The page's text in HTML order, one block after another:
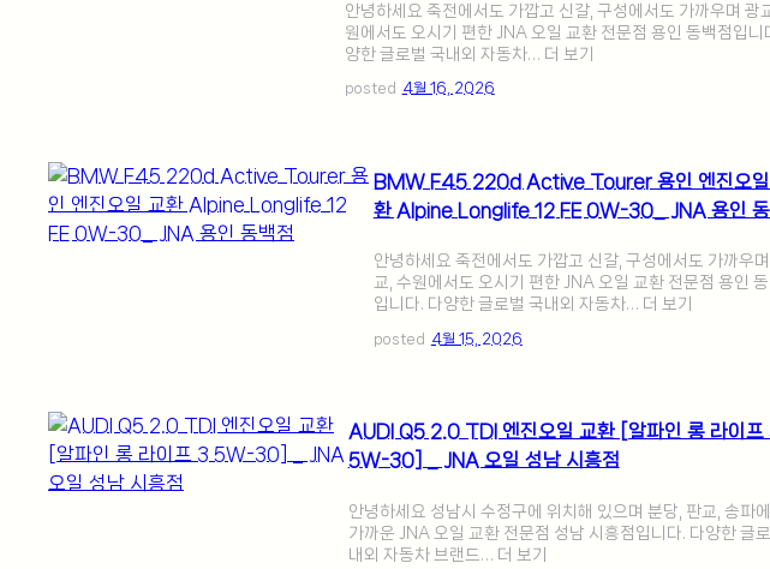
안녕하세요 죽전에서도 가깝고 신갈, 구성에서도 가까우며 광
원에서도 오시기 편한 JNA 오일 교환 전문점 용인 동백점입니
양한 글로벌 국내외 자동차… 더 보기
posted 4월 16, 2026
BMW F45 220d Active Tourer 용인 엔진오
환 Alpine Longlife 12 FE 0W-30_ JNA 용인 동
안녕하세요 죽전에서도 가깝고 신갈, 구성에서도 가까우
교, 수원에서도 오시기 편한 JNA 오일 교환 전문점 용인
입니다. 다양한 글로벌 국내외 자동차… 더 보기
posted 4월 15, 2026
AUDI Q5 2.0 TDI 엔진오일 교환 [알파인 롱 라이프
5W-30] _ JNA 오일 성남 시흥점
안녕하세요 성남시 수정구에 위치해 있으며 분당, 판교, 송파
가까운 JNA 오일 교환 전문점 성남 시흥점입니다. 다양한 글
내외 자동차 브랜드… 더 보기